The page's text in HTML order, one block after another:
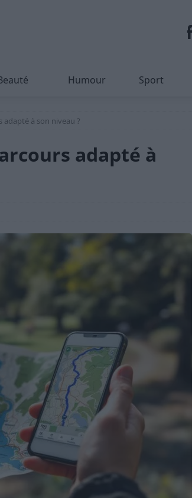
Humour Sport
à son niveau ?
adapté à